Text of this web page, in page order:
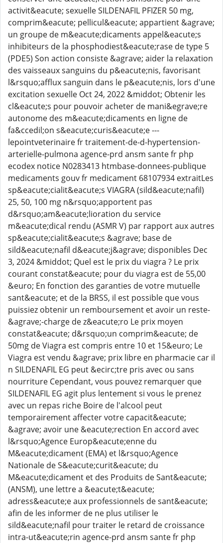
activit&eacute; sexuelle SILDENAFIL PFIZER 50 mg,
comprim&eacute; pellicul&eacute; appartient &agrave;
un groupe de m&eacute;dicaments appel&eacute;s
inhibiteurs de la phosphodiest&eacute;rase de type 5
(PDE5) Son action consiste &agrave; aider la relaxation
des vaisseaux sanguins du p&eacute;nis, favorisant
l&rsquo;afflux sanguin dans le p&eacute;nis, lors d'une
excitation sexuelle Oct 24, 2022 &middot; Obtenir les
cl&eacute;s pour pouvoir acheter de mani&egrave;re
autonome des m&eacute;dicaments en ligne de
fa&ccedil;on s&eacute;curis&eacute;e ---
lepointveterinaire fr traitement-de-d-hypertension-
arterielle-pulmona agence-prd ansm sante fr php
ecodex notice N0283413 htmbase-donnees-publique
medicaments gouv fr medicament 68107934 extraitLes
sp&eacute;cialit&eacute;s VIAGRA (sild&eacute;nafil)
25, 50, 100 mg n&rsquo;apportent pas
d&rsquo;am&eacute;lioration du service
m&eacute;dical rendu (ASMR V) par rapport aux autres
sp&eacute;cialit&eacute;s &agrave; base de
sild&eacute;nafil d&eacute;j&agrave; disponibles Dec
3, 2024 &middot; Quel est le prix du viagra ? Le prix
courant constat&eacute; pour du viagra est de 55,00
&euro; En fonction des garanties de votre mutuelle
sant&eacute; et de la BRSS, il est possible que vous
puissiez obtenir un remboursement et avoir un reste-
&agrave;-charge de z&eacute;ro Le prix moyen
constat&eacute; d&rsquo;un comprim&eacute; de
50mg de Viagra est compris entre 10 et 15&euro; Le
Viagra est vendu &agrave; prix libre en pharmacie car il
n SILDENAFIL EG peut &ecirc;tre pris avec ou sans
nourriture Cependant, vous pouvez remarquer que
SILDENAFIL EG agit plus lentement si vous le prenez
avec un repas riche Boire de l'alcool peut
temporairement affecter votre capacit&eacute;
&agrave; avoir une &eacute;rection En accord avec
l&rsquo;Agence Europ&eacute;enne du
M&eacute;dicament (EMA) et l&rsquo;Agence
Nationale de S&eacute;curit&eacute; du
M&eacute;dicament et des Produits de Sant&eacute;
(ANSM), une lettre a &eacute;t&eacute;
adress&eacute;e aux professionnels de sant&eacute;
afin de les informer de ne plus utiliser le
sild&eacute;nafil pour traiter le retard de croissance
intra-ut&eacute;rin agence-prd ansm sante fr php